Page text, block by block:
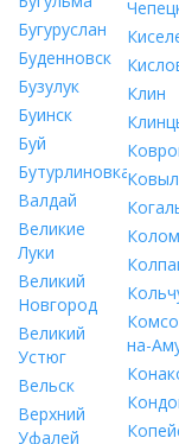
Бугуруслан
Буденновск
Бузулук
Буинск
Буй
Бутурлиновка
Валдай
Великие
Луки
Великий
Новгород
Великий
Устюг
Вельск
Верхний
Уфалей
Клин
на-